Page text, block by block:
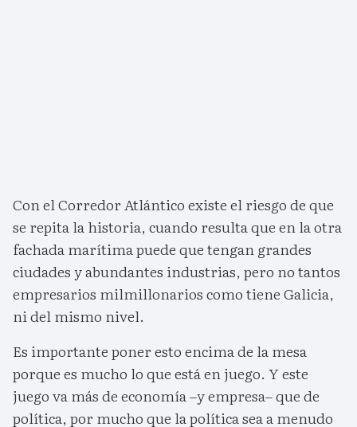
Con el Corredor Atlántico existe el riesgo de que
se repita la historia, cuando resulta que en la otra
fachada marítima puede que tengan grandes
ciudades y abundantes industrias, pero no tantos
empresarios milmillonarios como tiene Galicia,
ni del mismo nivel.
Es importante poner esto encima de la mesa
porque es mucho lo que está en juego. Y este
juego va más de economía –y empresa– que de
política, por mucho que la política sea a menudo